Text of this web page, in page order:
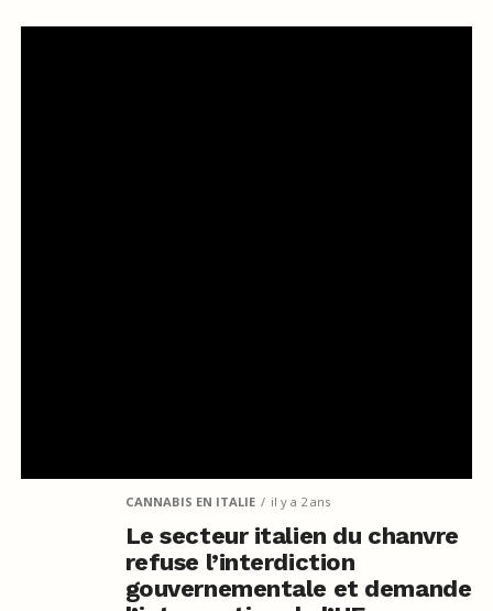
CANNABIS EN ITALIE il y a 2 ans
Le secteur italien du chanvre
refuse l’interdiction
gouvernementale et demande